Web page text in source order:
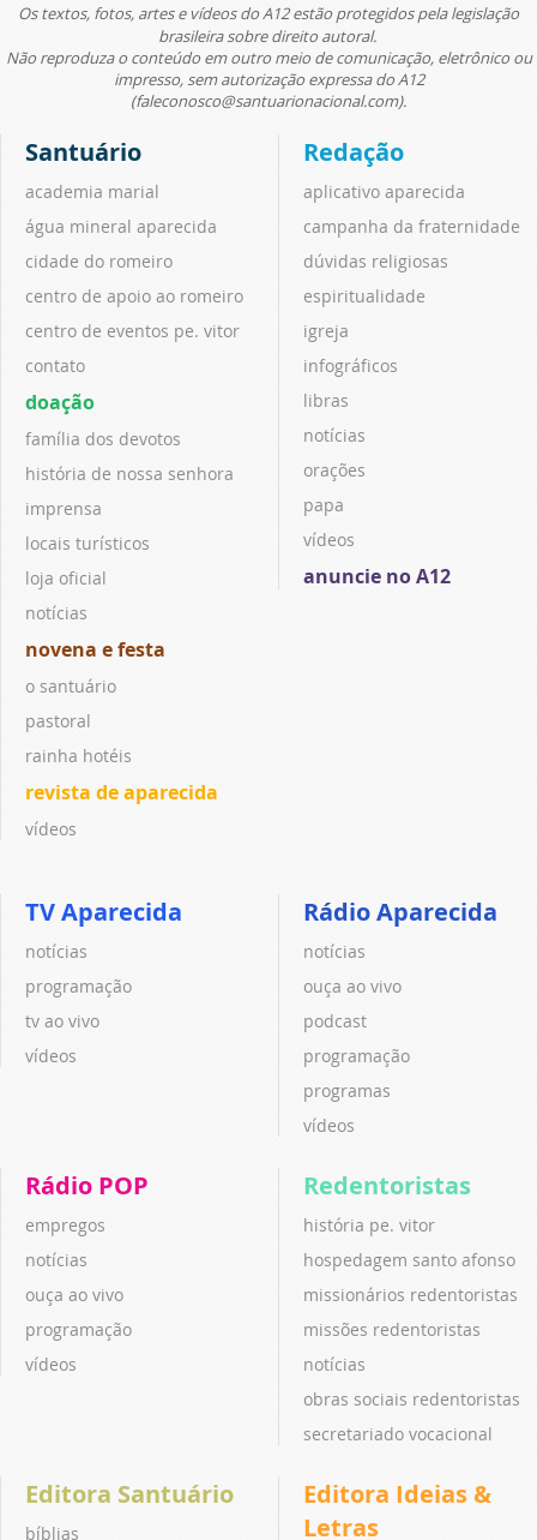
Os textos, fotos, artes e vídeos do A12 estão protegidos pela legislação
brasileira sobre direito autoral.
Não reproduza o conteúdo em outro meio de comunicação, eletrônico ou
impresso, sem autorização expressa do A12
(faleconosco@santuarionacional.com).
Santuário
academia marial
água mineral aparecida
cidade do romeiro
centro de apoio ao romeiro
centro de eventos pe. vitor
contato
doação
família dos devotos
história de nossa senhora
imprensa
locais turísticos
loja oficial
notícias
novena e festa
o santuário
pastoral
rainha hotéis
revista de aparecida
vídeos
Redação
aplicativo aparecida
campanha da fraternidade
dúvidas religiosas
espiritualidade
igreja
infográficos
libras
notícias
orações
papa
vídeos
anuncie no A12
TV Aparecida
notícias
programação
tv ao vivo
vídeos
Rádio Aparecida
notícias
ouça ao vivo
podcast
programação
programas
vídeos
Rádio POP
empregos
notícias
ouça ao vivo
programação
vídeos
Redentoristas
história pe. vitor
hospedagem santo afonso
missionários redentoristas
missões redentoristas
notícias
obras sociais redentoristas
secretariado vocacional
Editora Santuário
bíblias
Editora Ideias &
Letras